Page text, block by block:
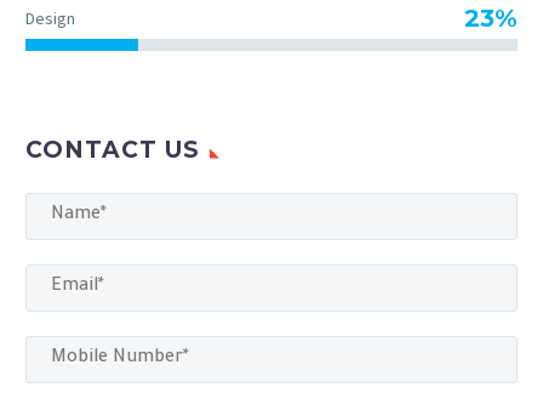
Design 23%
CONTACT US